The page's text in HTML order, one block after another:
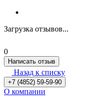
Загрузка отзывов...
0
Написать отзыв
Назад к списку
+7 (4852) 59-59-90
О компании